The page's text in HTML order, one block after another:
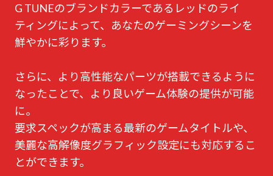
G TUNEのブランドカラーであるレッドのライ
ティングによって、あなたのゲーミングシーンを
鮮やかに彩ります。
さらに、より高性能なパーツが搭載できるように
なったことで、より良いゲーム体験の提供が可能
に。
要求スペックが高まる最新のゲームタイトルや、
美麗な高解像度グラフィック設定にも対応するこ
とができます。